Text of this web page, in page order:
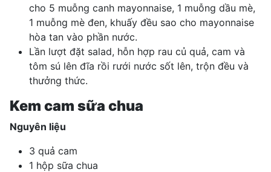
cho 5 muỗng canh mayonnaise, 1 muỗng dầu mè,
1 muỗng mè đen, khuấy đều sao cho mayonnaise
hòa tan vào phần nước.
Lần lượt đặt salad, hỗn hợp rau củ quả, cam và
tôm sú lên đĩa rồi rưới nước sốt lên, trộn đều và
thưởng thức.
Kem cam sữa chua
Nguyên liệu
3 quả cam
1 hộp sữa chua